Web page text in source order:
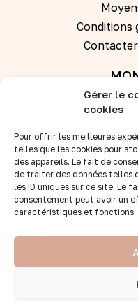
Gérer le
cookies
Pour offrir les meilleures
telles que les cookies pour
des appareils. Le fait de
de traiter des données telles
les ID uniques sur ce site. Le
consentement peut avoir un
caractéristiques et fonctions.
Conditions
Se
Nos